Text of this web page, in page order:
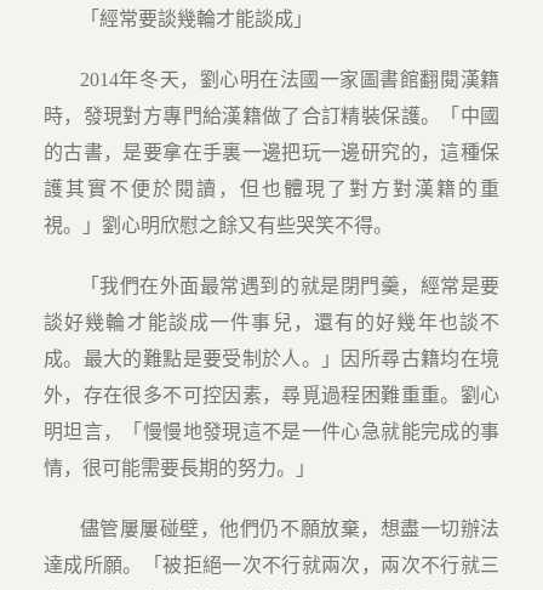
「經常要談幾輪才能談成」
2014年冬天，劉心明在法國一家圖書館翻閱漢籍
時，發現對方專門給漢籍做了合訂精裝保護。「中國
的古書，是要拿在手裏一邊把玩一邊研究的，這種保
護其實不便於閱讀，但也體現了對方對漢籍的重
視。」劉心明欣慰之餘又有些哭笑不得。
「我們在外面最常遇到的就是閉門羹，經常是要
談好幾輪才能談成一件事兒，還有的好幾年也談不
成。最大的難點是要受制於人。」因所尋古籍均在境
外，存在很多不可控因素，尋覓過程困難重重。劉心
明坦言，「慢慢地發現這不是一件心急就能完成的事
情，很可能需要長期的努力。」
儘管屢屢碰壁，他們仍不願放棄，想盡一切辦法
達成所願。「被拒絕一次不行就兩次，兩次不行就三